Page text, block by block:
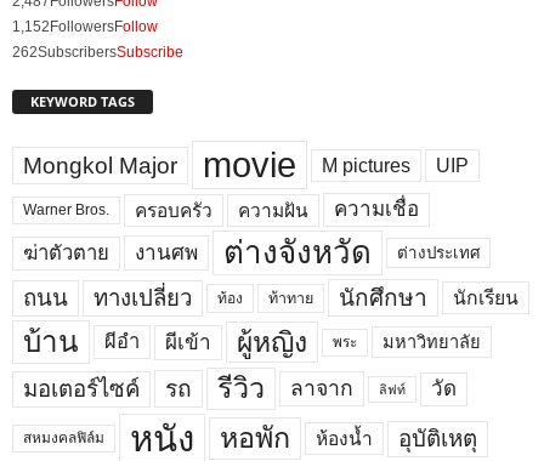
1,152FollowersFollow
262SubscribersSubscribe
KEYWORD TAGS
Mongkol Major movie M pictures UIP
Warner Bros. ครอบครัว ความฝัน
ความเชื่อ
ฆ่าตัวตาย
งานศพ ต่างจังหวัด ต่างประเทศ
ถนน ทางเปลี่ยว ท้อง ท้าทาย นักศึกษา นักเรียน
บ้าน ผีอำ ผีเข้า ผู้หญิง พระ มหาวิทยาลัย
มอเตอร์ไซค์ รถ รีวิว ลาจาก ลิฟท์ วัด
สหมงคลฟิล์ม หนัง หอพัก ห้องน้ำ
อุบัติเหตุ